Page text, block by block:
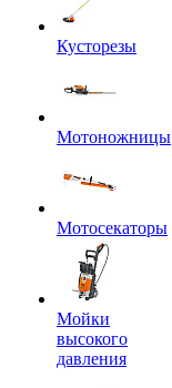
Кусторезы
Мотоножницы
Мотосекаторы
Мойки
высокого
давления